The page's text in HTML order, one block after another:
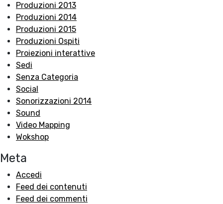
Produzioni 2013
Produzioni 2014
Produzioni 2015
Produzioni Ospiti
Proiezioni interattive
Sedi
Senza Categoria
Social
Sonorizzazioni 2014
Sound
Video Mapping
Wokshop
Meta
Accedi
Feed dei contenuti
Feed dei commenti